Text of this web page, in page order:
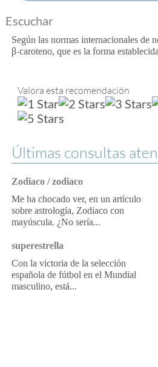
Escuchar
Según las normas internacionales de
β-caroteno, que es la forma
Valora esta recomendación
Últimas consultas
Zodiaco / zodiaco
Me ha chocado ver, en un artículo
sobre astrología, Zodiaco con
mayúscula. ¿No sería...
superestrella
Con la victoria de la selección
española de fútbol en el Mundial
masculino, está...